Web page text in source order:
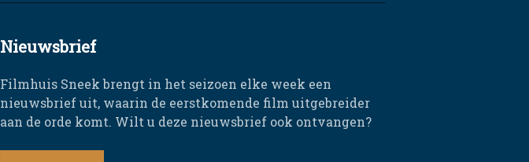
Nieuwsbrief
Filmhuis Sneek brengt in het seizoen elke week een
nieuwsbrief uit, waarin de eerstkomende film uitgebreider
aan de orde komt. Wilt u deze nieuwsbrief ook ontvangen?